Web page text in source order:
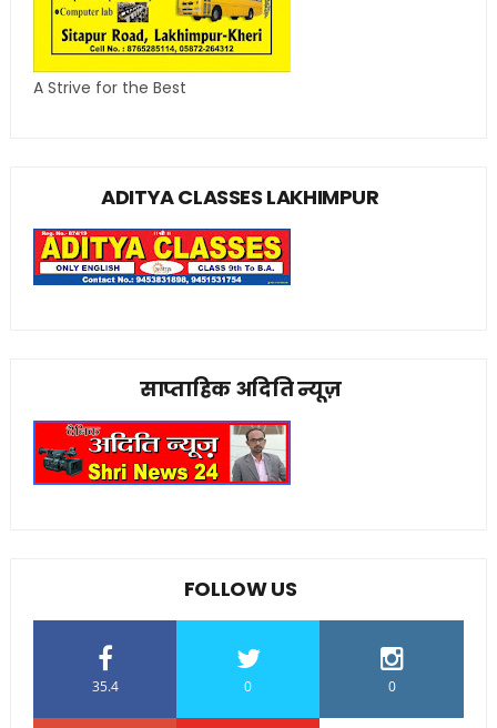
A Strive for the Best
ADITYA CLASSES LAKHIMPUR
साप्ताहिक अदिति न्यूज़
FOLLOW US
35.4 0 0